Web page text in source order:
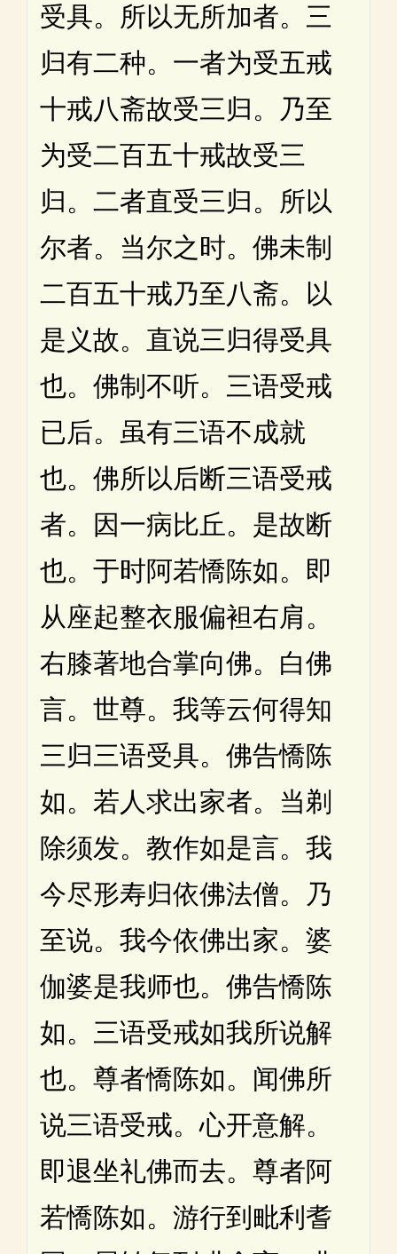
受具。所以无所加者。三
归有二种。一者为受五戒
十戒八斋故受三归。乃至
为受二百五十戒故受三
归。二者直受三归。所以
尔者。当尔之时。佛未制
二百五十戒乃至八斋。以
是义故。直说三归得受具
也。佛制不听。三语受戒
已后。虽有三语不成就
也。佛所以后断三语受戒
者。因一病比丘。是故断
也。于时阿若憍陈如。即
从座起整衣服偏袒右肩。
右膝著地合掌向佛。白佛
言。世尊。我等云何得知
三归三语受具。佛告憍陈
如。若人求出家者。当剃
除须发。教作如是言。我
今尽形寿归依佛法僧。乃
至说。我今依佛出家。婆
伽婆是我师也。佛告憍陈
如。三语受戒如我所说解
也。尊者憍陈如。闻佛所
说三语受戒。心开意解。
即退坐礼佛而去。尊者阿
若憍陈如。游行到毗利耆